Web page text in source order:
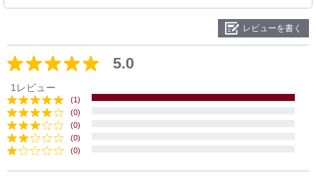
レビューを書く
5.0
1レビュー
(1)
(0)
(0)
(0)
(0)